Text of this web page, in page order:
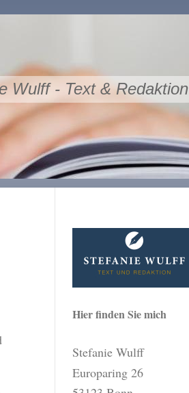
Wulff - Text & Redaktion
Hier finden Sie mich
Stefanie Wulff
Europaring 26